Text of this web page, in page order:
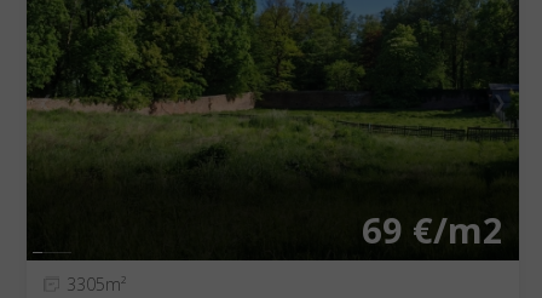
❮ ❯
69 €/m2
3305m²